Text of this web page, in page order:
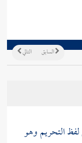
التالي السابق
التحريم وهو